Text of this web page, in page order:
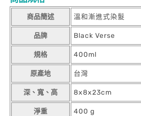
商品簡述 溫和漸進式染髮
品牌 Black Verse
規格 400ml
原產地 台灣
深、寬、高 8x8x23cm
淨重 400 g